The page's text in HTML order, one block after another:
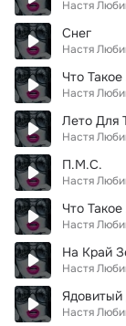
Настя
Снег
Настя
Что
Настя
Лето Для
Настя
П.М.С.
Настя
Что
Настя
На Край
Настя
Настя